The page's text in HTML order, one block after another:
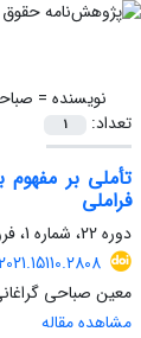
نویسنده =
تعداد:
تأملی بر مفهوم
فراملی
دوره 22، شماره 1، فروردین 1400، صفحه
معین صباحی
مشاهده مقاله